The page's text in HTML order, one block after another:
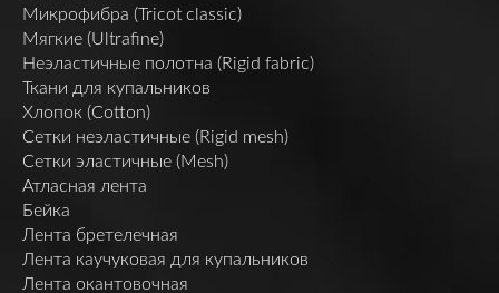
Микрофибра (Tricot classic)
Мягкие (Ultrafine)
Неэластичные полотна (Rigid fabric)
Ткани для купальников
Хлопок (Cotton)
Сетки неэластичные (Rigid mesh)
Сетки эластичные (Mesh)
Атласная лента
Бейка
Лента бретелечная
Лента каучуковая для купальников
Лента окантовочная